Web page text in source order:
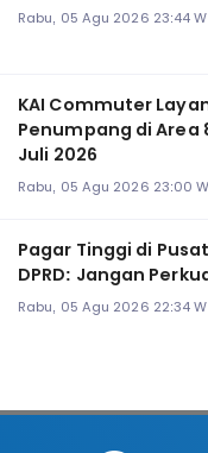
Rabu, 05 Agu 2026 23:44
KAI Commuter
Penumpang di Area
Juli 2026
Rabu, 05 Agu 2026 23:00
Pagar Tinggi di
DPRD: Jangan
Rabu, 05 Agu 2026 22:34